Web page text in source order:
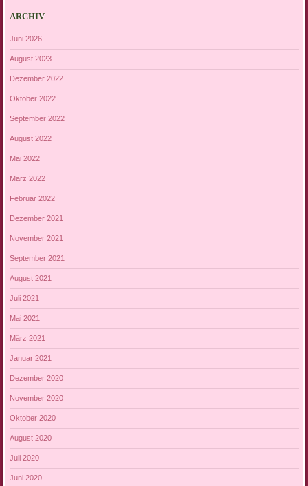
ARCHIV
Juni 2026
August 2023
Dezember 2022
Oktober 2022
September 2022
August 2022
Mai 2022
März 2022
Februar 2022
Dezember 2021
November 2021
September 2021
August 2021
Juli 2021
Mai 2021
März 2021
Januar 2021
Dezember 2020
November 2020
Oktober 2020
August 2020
Juli 2020
Juni 2020